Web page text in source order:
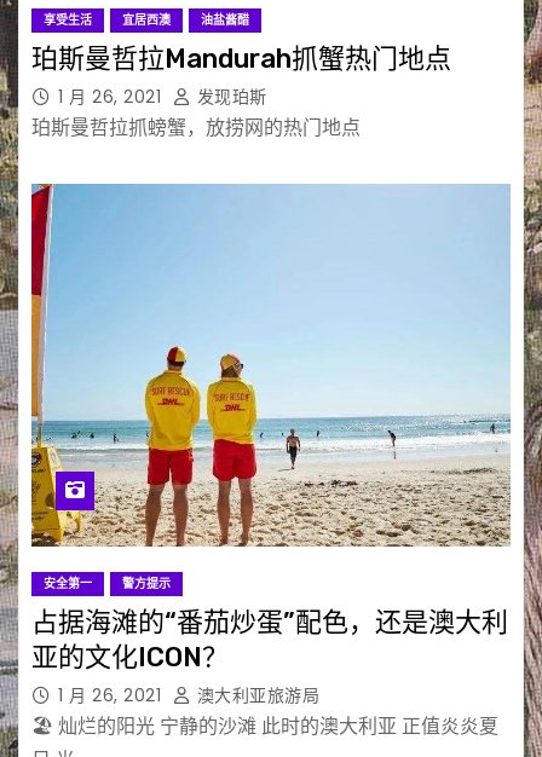
享受生活 宜居西澳 油盐酱醋
珀斯曼哲拉Mandurah抓蟹热门地点
1 月 26, 2021 发现珀斯
珀斯曼哲拉抓螃蟹，放捞网的热门地点
安全第一 警方提示
占据海滩的“番茄炒蛋”配色，还是澳大利
亚的文化ICON？
1 月 26, 2021 澳大利亚旅游局
🏖 灿烂的阳光 宁静的沙滩 此时的澳大利亚 正值炎炎夏